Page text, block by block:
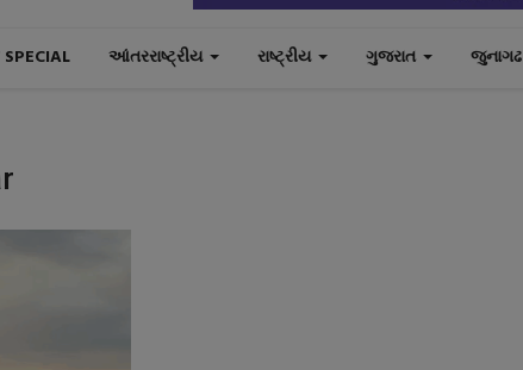
આંતરરાષ્ટ્રીય રાષ્ટ્રીય ગુજરાત જુનાગઢ